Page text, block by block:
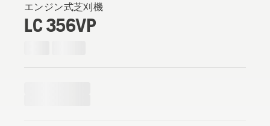
エンジン式芝刈機
LC 356VP